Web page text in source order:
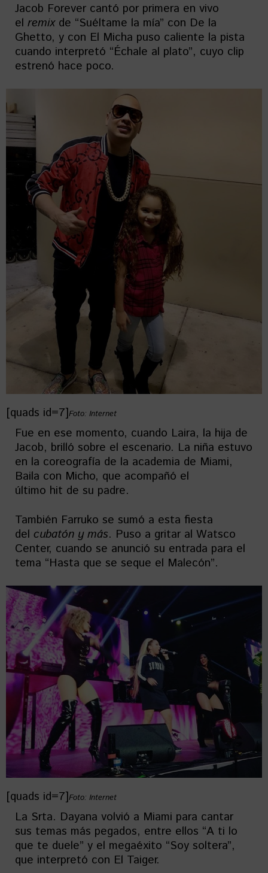
Jacob Forever cantó por primera en vivo
el remixde “Suéltame la mía” con De la
Ghetto, y con El Micha puso caliente la pista
cuando interpretó “Échale al plato”, cuyo clip
estrenó hace poco.
[quads id=7]Foto: Internet
Fue en ese momento, cuando Laira, la hija de
Jacob, brilló sobre el escenario. La niña estuvo
en la coreografía de la academia de Miami,
Baila con Micho, que acompañó el
último hit de su padre.
También Farruko se sumó a esta fiesta
del cubatón y más. Puso a gritar al Watsco
Center, cuando se anunció su entrada para el
tema “Hasta que se seque el Malecón”.
[quads id=7]Foto: Internet
La Srta. Dayana volvió a Miami para cantar
sus temas más pegados, entre ellos “A ti lo
que te duele” y el megaéxito “Soy soltera”,
que interpretó con El Taiger.